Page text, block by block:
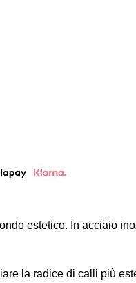
estetico. In acciaio
la radice di calli più